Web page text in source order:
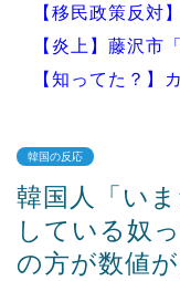
【移民政策反対
【炎上】藤沢市
【知ってた？】
Powered by
韓国の反応
韓国人「い
している奴
の方が数値